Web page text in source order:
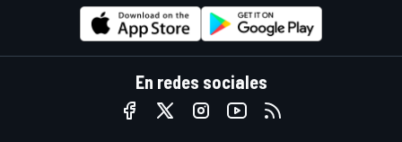
En redes sociales